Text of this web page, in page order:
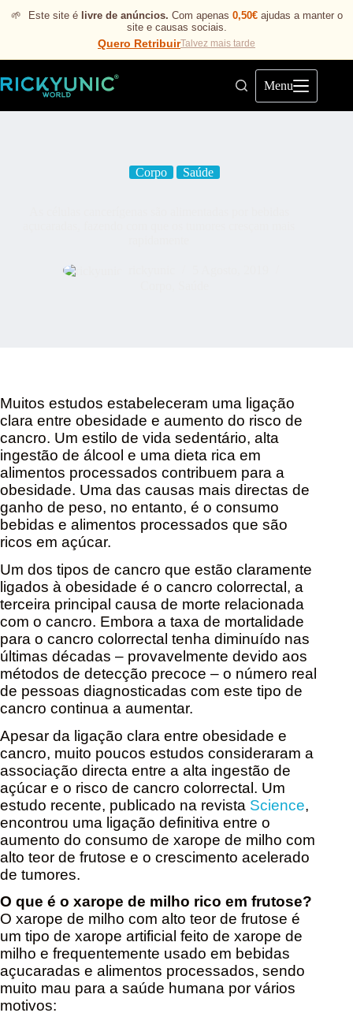
🌱 Este site é livre de anúncios. Com apenas 0,50€ajudas a manter o
site e causas sociais.
Quero RetribuirTalvez mais tarde
Menu
Corpo Saúde
Muitos estudos estabeleceram uma ligação
clara entre obesidade e aumento do risco de
cancro. Um estilo de vida sedentário, alta
ingestão de álcool e uma dieta rica em
alimentos processados contribuem para a
obesidade. Uma das causas mais directas de
ganho de peso, no entanto, é o consumo
bebidas e alimentos processados que são
ricos em açúcar.
Um dos tipos de cancro que estão claramente
ligados à obesidade é o cancro colorrectal, a
terceira principal causa de morte relacionada
com o cancro. Embora a taxa de mortalidade
para o cancro colorrectal tenha diminuído nas
últimas décadas – provavelmente devido aos
métodos de detecção precoce – o número real
de pessoas diagnosticadas com este tipo de
cancro continua a aumentar.
Apesar da ligação clara entre obesidade e
cancro, muito poucos estudos consideraram a
associação directa entre a alta ingestão de
açúcar e o risco de cancro colorrectal. Um
estudo recente, publicado na revista Science,
encontrou uma ligação definitiva entre o
aumento do consumo de xarope de milho com
alto teor de frutose e o crescimento acelerado
de tumores.
O que é o xarope de milho rico em frutose?
O xarope de milho com alto teor de frutose é
um tipo de xarope artificial feito de xarope de
milho e frequentemente usado em bebidas
açucaradas e alimentos processados, sendo
muito mau para a saúde humana por vários
motivos: